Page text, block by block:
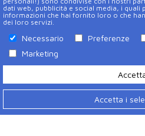
Contatti
dati web, pubblicità e social media, i
informazioni che hai fornito loro o che
dei loro servizi.
Necessario Preferenze
Marketing
Accetta i